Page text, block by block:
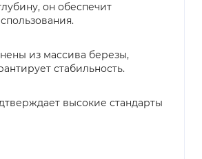
он обеспечит
из массива березы,
стабильность.
высокие стандарты